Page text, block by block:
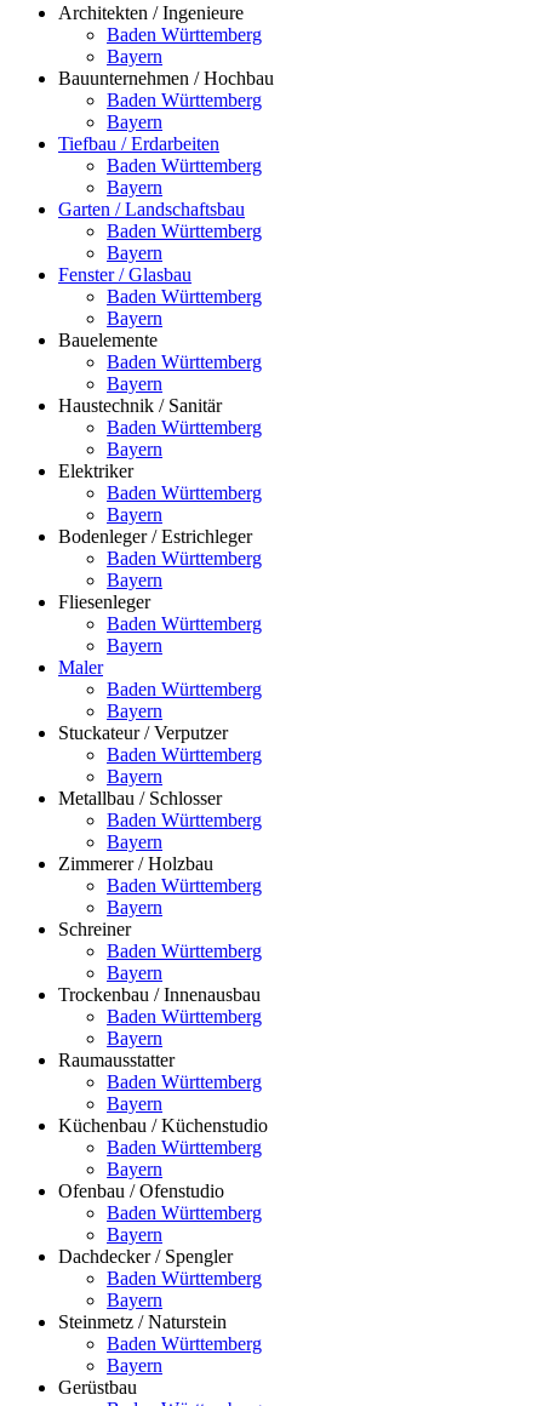
Architekten / Ingenieure
Baden Württemberg
Bayern
Bauunternehmen / Hochbau
Baden Württemberg
Bayern
Tiefbau / Erdarbeiten
Baden Württemberg
Bayern
Garten / Landschaftsbau
Baden Württemberg
Bayern
Fenster / Glasbau
Baden Württemberg
Bayern
Bauelemente
Baden Württemberg
Bayern
Haustechnik / Sanitär
Baden Württemberg
Bayern
Elektriker
Baden Württemberg
Bayern
Bodenleger / Estrichleger
Baden Württemberg
Bayern
Fliesenleger
Baden Württemberg
Bayern
Maler
Baden Württemberg
Bayern
Stuckateur / Verputzer
Baden Württemberg
Bayern
Metallbau / Schlosser
Baden Württemberg
Bayern
Zimmerer / Holzbau
Baden Württemberg
Bayern
Schreiner
Baden Württemberg
Bayern
Trockenbau / Innenausbau
Baden Württemberg
Bayern
Raumausstatter
Baden Württemberg
Bayern
Küchenbau / Küchenstudio
Baden Württemberg
Bayern
Ofenbau / Ofenstudio
Baden Württemberg
Bayern
Dachdecker / Spengler
Baden Württemberg
Bayern
Steinmetz / Naturstein
Baden Württemberg
Bayern
Gerüstbau